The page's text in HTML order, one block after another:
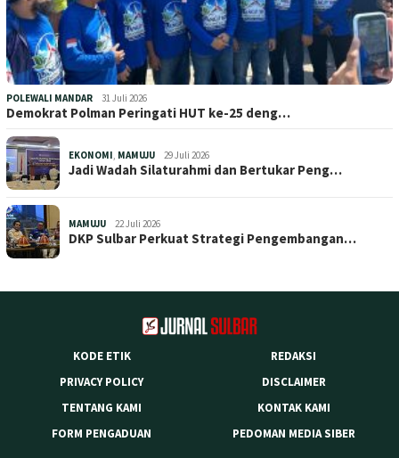
POLEWALI MANDAR 31 Juli 2026
Demokrat Polman Peringati HUT ke-25 deng…
EKONOMI, MAMUJU 29 Juli 2026
Jadi Wadah Silaturahmi dan Bertukar Peng…
MAMUJU 22 Juli 2026
DKP Sulbar Perkuat Strategi Pengembangan…
KODE ETIK
REDAKSI
PRIVACY POLICY
DISCLAIMER
TENTANG KAMI
KONTAK KAMI
FORM PENGADUAN
PEDOMAN MEDIA SIBER